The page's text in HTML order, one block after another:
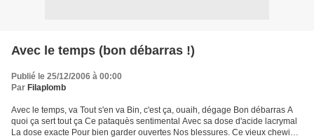
Avec le temps (bon débarras !)
Publié le 25/12/2006 à 00:00
Par Filaplomb
Avec le temps, va Tout s'en va Bin, c'est ça, ouaih, dégage Bon débarras A
quoi ça sert tout ça Ce pataquès sentimental Avec sa dose d'acide lacrymal
La dose exacte Pour bien garder ouvertes Nos blessures. Ce vieux chewing